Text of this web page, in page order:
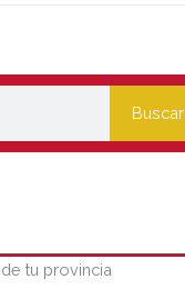
Buscar
tu provincia